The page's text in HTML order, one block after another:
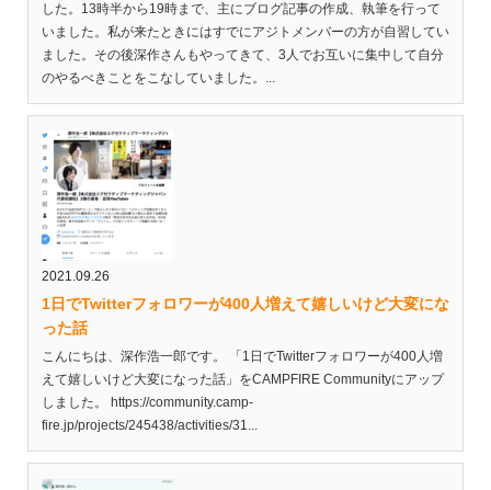
した。13時半から19時まで、主にブログ記事の作成、執筆を行って
いました。私が来たときにはすでにアジトメンバーの方が自習してい
ました。その後深作さんもやってきて、3人でお互いに集中して自分
のやるべきことをこなしていました。...
2021.09.26
1日でTwitterフォロワーが400人増えて嬉しいけど大変にな
った話
こんにちは、深作浩一郎です。 「1日でTwitterフォロワーが400人増
えて嬉しいけど大変になった話」をCAMPFIRE Communityにアップ
しました。 https://community.camp-
fire.jp/projects/245438/activities/31...